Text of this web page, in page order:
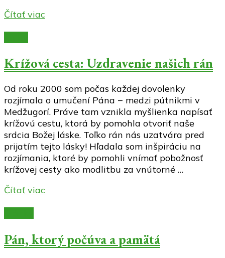
Čítať viac
Krížová cesta: Uzdravenie našich rán
Od roku 2000 som počas každej dovolenky
rozjímala o umučení Pána − medzi pútnikmi v
Medžugorí. Práve tam vznikla myšlienka napísať
krížovú cestu, ktorá by pomohla otvoriť naše
srdcia Božej láske. Toľko rán nás uzatvára pred
prijatím tejto lásky! Hľadala som inšpiráciu na
rozjímania, ktoré by pomohli vnímať pobožnosť
krížovej cesty ako modlitbu za vnútorné …
Čítať viac
Pán, ktorý počúva a pamätá